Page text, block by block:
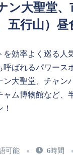
ン大聖堂、
五行山）昼
を効率よく巡る人
ばれるパワース
ン大聖堂、チャン
ャム博物館など、
可能 6時間